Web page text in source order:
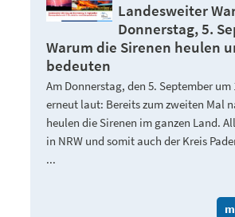
Landesweiter
Donnerstag, 5.
Warum die Sirenen heulen
bedeuten
Am Donnerstag, den 5. September um
erneut laut: Bereits zum zweiten Mal
heulen die Sirenen im ganzen Land.
in NRW und somit auch der Kreis
...